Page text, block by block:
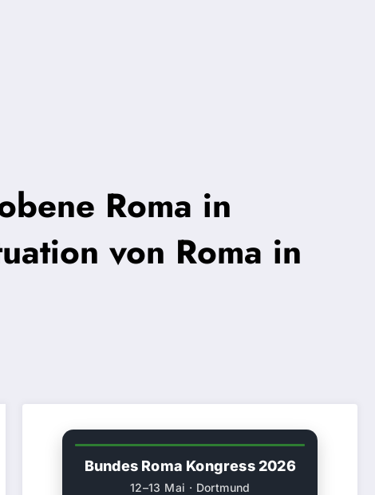
Roma in
von Roma in
Bundes Roma Kongress 2026
12–13 Mai · Dortmund